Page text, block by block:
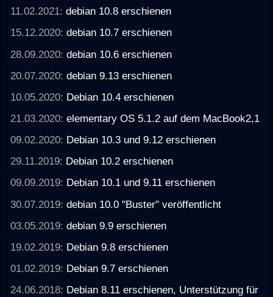
11.02.2021:debian 10.8 erschienen
15.12.2020:debian 10.7 erschienen
28.09.2020:debian 10.6 erschienen
20.07.2020:debian 9.13 erschienen
10.05.2020: Debian 10.4 erschienen
21.03.2020:elementary OS 5.1.2 auf dem MacBook2,1
09.02.2020: Debian 10.3 und 9.12 erschienen
29.11.2019: Debian 10.2 erschienen
09.09.2019: Debian 10.1 und 9.11 erschienen
30.07.2019:debian 10.0 "Buster" veröffentlicht
03.05.2019:debian 9.9 erschienen
19.02.2019: Debian 9.8 erschienen
01.02.2019: Debian 9.7 erschienen
24.06.2018: Debian 8.11 erschienen, Unterstützung für